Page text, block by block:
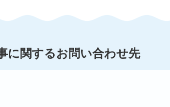
に関するお問い合わせ先